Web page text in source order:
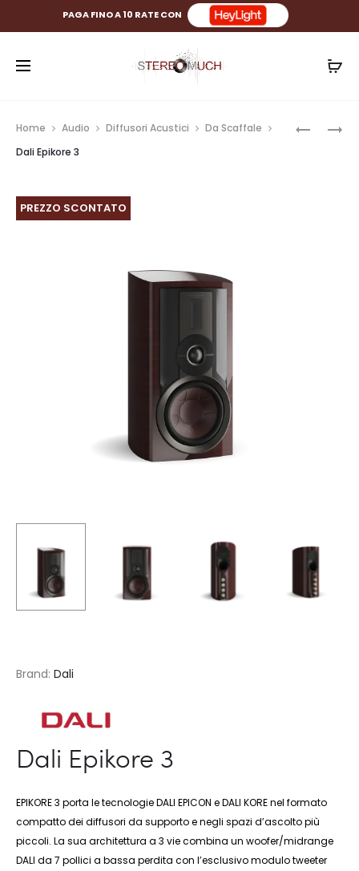
PAGA FINO A 10 RATE CON
Home Audio Diffusori Acustici
Da Scaffale
Dali Epikore 3
PREZZO SCONTATO
Brand: Dali
Dali Epikore 3
EPIKORE 3 porta le tecnologie DALI EPICON e DALI KORE nel formato
compatto dei diffusori da supporto e negli spazi d’ascolto più
piccoli. La sua architettura a 3 vie combina un woofer/midrange
DALI da 7 pollici a bassa perdita con l’esclusivo modulo tweeter